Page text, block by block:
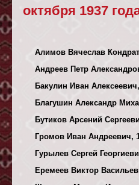
октября 1937
Алимов Вячеслав
Андреев Петр
Бакулин Иван Алексеевич,
Благушин Александр
Бутиков Арсений
Громов Иван Андреевич,
Гурылев Сергей
Еремеев Виктор